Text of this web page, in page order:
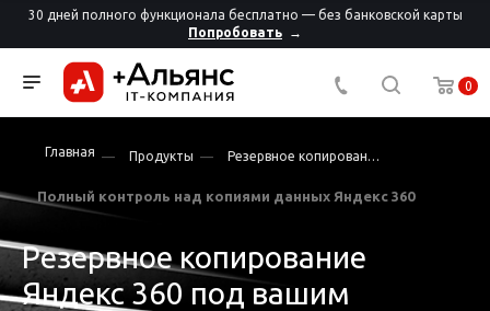
30 дней полного функционала бесплатно — без банковской карты
Попробовать
0
Главная Продукты Резервное копирование
Полный контроль над копиями данных Яндекс 360
Резервное копирование
Яндекс 360 под вашим